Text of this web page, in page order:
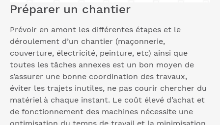
Préparer un chantier
Prévoir en amont les différentes étapes et le
déroulement d’un chantier (maçonnerie,
couverture, électricité, peinture, etc) ainsi que
toutes les tâches annexes est un bon moyen de
s’assurer une bonne coordination des travaux,
éviter les trajets inutiles, ne pas courir chercher du
matériel à chaque instant. Le coût élevé d’achat et
de fonctionnement des machines nécessite une